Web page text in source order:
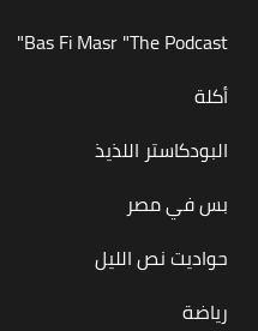
Bas Fi Masr "The Podcast"
أكلة
البودكاستر اللذيذ
بس في مصر
حواديت نص الليل
رياضة